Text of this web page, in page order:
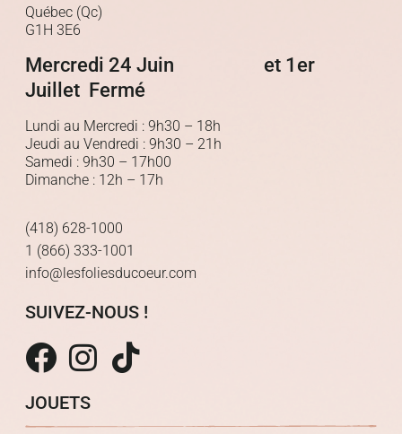
Québec (Qc)
G1H 3E6
Mercredi 24 Juin et 1er
Juillet Fermé
Lundi au Mercredi : 9h30 – 18h
Jeudi au Vendredi : 9h30 – 21h
Samedi : 9h30 – 17h00
Dimanche : 12h – 17h
(418) 628-1000
1 (866) 333-1001
info@lesfoliesducoeur.com
SUIVEZ-NOUS !
JOUETS